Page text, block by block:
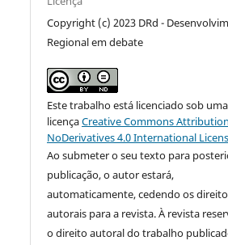
Copyright (c) 2023 DRd -
Regional em debate
Este trabalho está licenciado sob uma
licençaCreative Commons
NoDerivatives 4.0 International
Ao submeter o seu texto para
publicação, o autor estará,
automaticamente, cedendo os
autorais para a revista. À revista
o direito autoral do trabalho